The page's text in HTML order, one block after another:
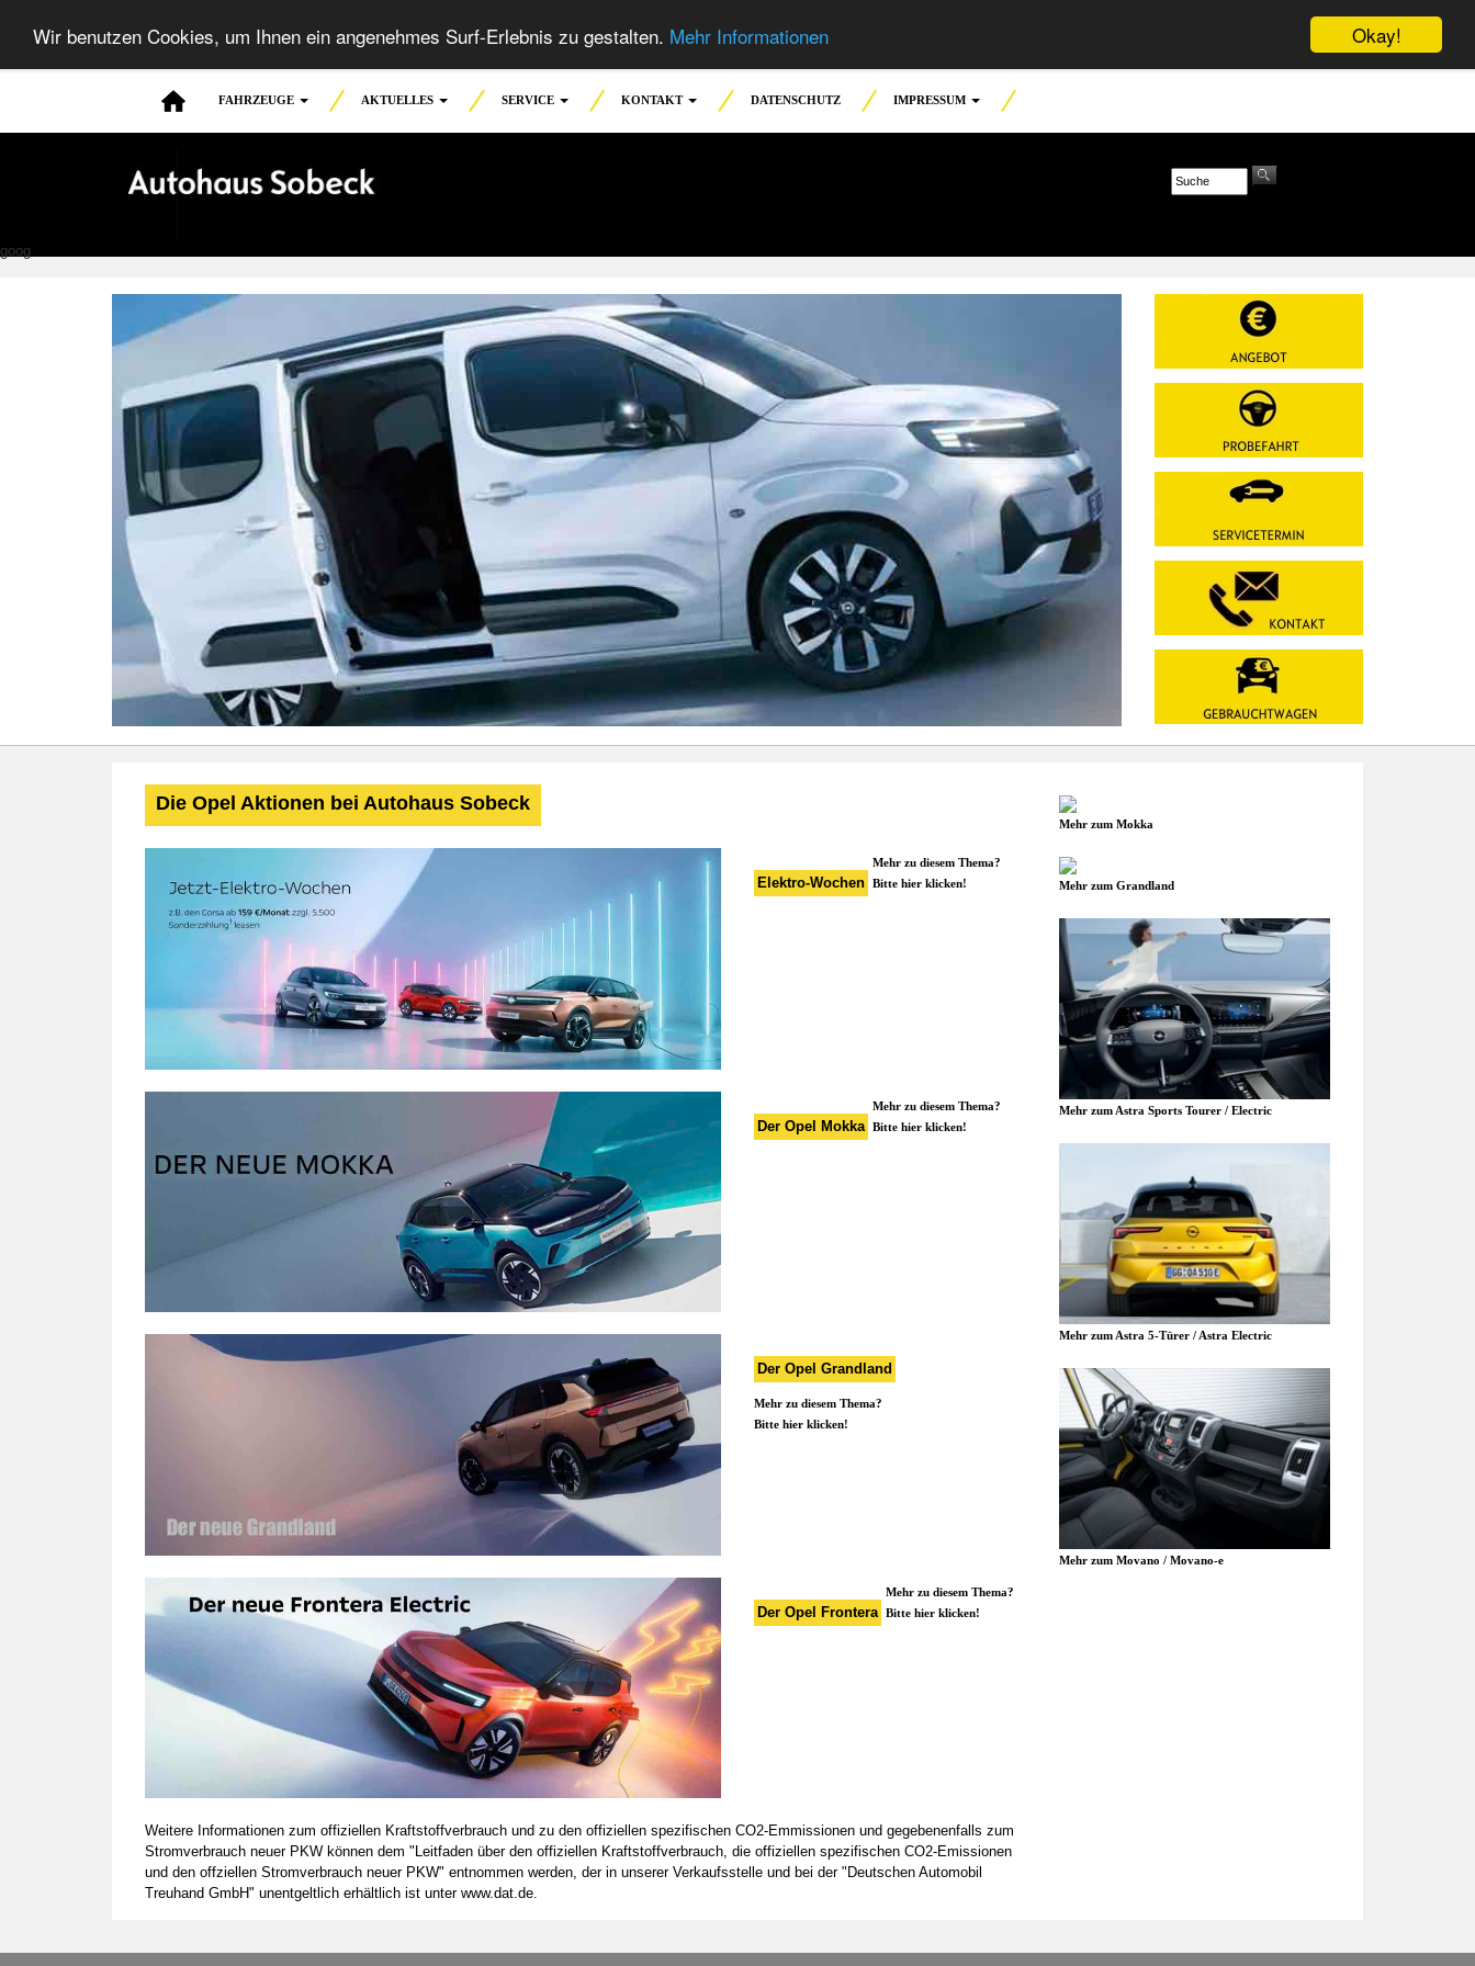
Okay!
Wir benutzen Cookies, um Ihnen ein angenehmes Surf-Erlebnis zu gestalten. Mehr Informationen
FAHRZEUGE AKTUELLES SERVICE KONTAKT DATENSCHUTZ IMPRESSUM
goog
Die Opel Aktionen bei Autohaus Sobeck
Elektro-Wochen
Mehr zu diesem Thema?
Bitte hier klicken!
Der Opel Mokka
Mehr zu diesem Thema?
Bitte hier klicken!
Der Opel Grandland
Mehr zu diesem Thema?
Bitte hier klicken!
Der Opel Frontera
Mehr zu diesem Thema?
Bitte hier klicken!
Weitere Informationen zum offiziellen Kraftstoffverbrauch und zu den offiziellen spezifischen CO2-Emmissionen und gegebenenfalls zum
Stromverbrauch neuer PKW können dem "Leitfaden über den offiziellen Kraftstoffverbrauch, die offiziellen spezifischen CO2-Emissionen
und den offziellen Stromverbrauch neuer PKW" entnommen werden, der in unserer Verkaufsstelle und bei der "Deutschen Automobil
Treuhand GmbH" unentgeltlich erhältlich ist unter www.dat.de.
Mehr zum Mokka
Mehr zum Grandland
Mehr zum Astra Sports Tourer / Electric
Mehr zum Astra 5-Türer / Astra Electric
Mehr zum Movano / Movano-e